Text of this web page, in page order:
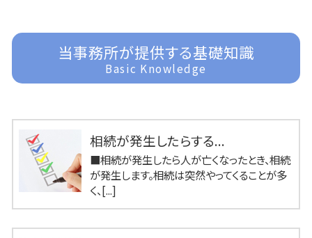
当事務所が提供する基礎知識
Basic Knowledge
相続が発生したらする...
■相続が発生したら人が亡くなったとき、相続
が発生します。相続は突然やってくることが多
く、[...]